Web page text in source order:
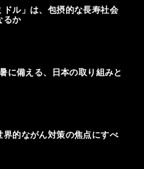
ドル」は、包摂的な長寿社会
るか
に備える、日本の取り組みと
界的ながん対策の焦点にすべ